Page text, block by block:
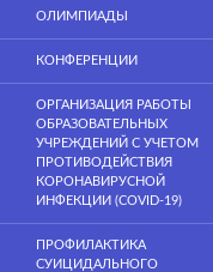
ОЛИМПИАДЫ
КОНФЕРЕНЦИИ
ОРГАНИЗАЦИЯ РАБОТЫ
ОБРАЗОВАТЕЛЬНЫХ
УЧРЕЖДЕНИЙ С УЧЕТОМ
ПРОТИВОДЕЙСТВИЯ
КОРОНАВИРУСНОЙ
ИНФЕКЦИИ (COVID-19)
ПРОФИЛАКТИКА
СУИЦИДАЛЬНОГО